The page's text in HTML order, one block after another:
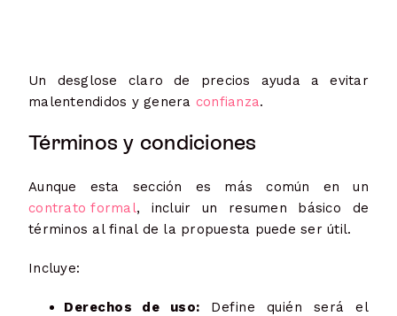
Un desglose claro de precios ayuda a evitar
malentendidos y genera confianza.
Términos y condiciones
Aunque esta sección es más común en un
contrato formal, incluir un resumen básico de
términos al final de la propuesta puede ser útil.
Incluye:
Derechos de uso: Define quién será el